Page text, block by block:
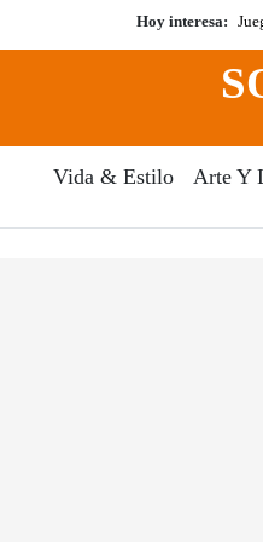
Hoy interesa:
Vida & Estilo Arte Y